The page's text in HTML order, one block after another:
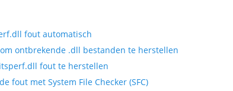
fout automatisch
ontbrekende .dll bestanden te herstellen
fout te herstellen
fout met System File Checker (SFC)